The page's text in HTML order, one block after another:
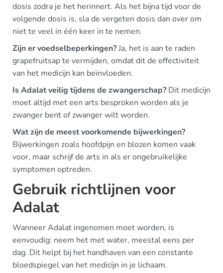
dosis zodra je het herinnert. Als het bijna tijd voor de
volgende dosis is, sla de vergeten dosis dan over om
niet te veel in één keer in te nemen.
Zijn er voedselbeperkingen?Ja, het is aan te raden
grapefruitsap te vermijden, omdat dit de effectiviteit
van het medicijn kan beïnvloeden.
Is Adalat veilig tijdens de zwangerschap? Dit medicijn
moet altijd met een arts besproken worden als je
zwanger bent of zwanger wilt worden.
Wat zijn de meest voorkomende bijwerkingen?
Bijwerkingen zoals hoofdpijn en blozen komen vaak
voor, maar schrijf de arts in als er ongebruikelijke
symptomen optreden.
Gebruik richtlijnen voor
Adalat
Wanneer Adalat ingenomen moet worden, is
eenvoudig: neem het met water, meestal eens per
dag. Dit helpt bij het handhaven van een constante
bloedspiegel van het medicijn in je lichaam.